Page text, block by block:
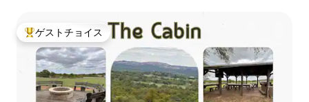
大好評のゲストチョイスです。
ゲストチョイス